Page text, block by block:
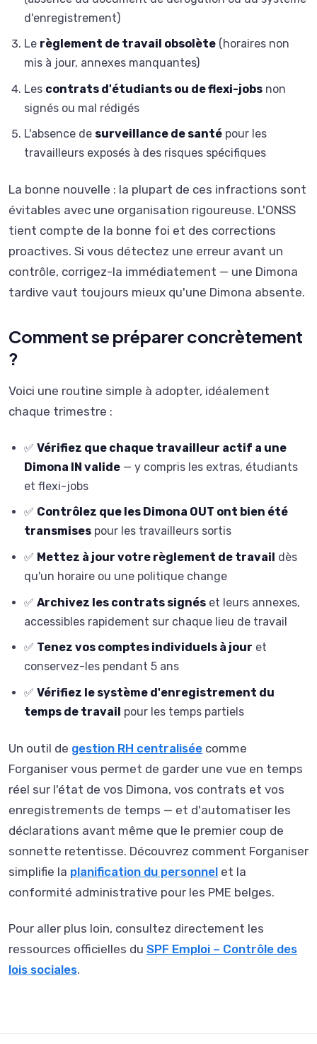
d'enregistrement)
Le règlement de travail obsolète (horaires non
mis à jour, annexes manquantes)
Les contrats d'étudiants ou de flexi-jobs non
signés ou mal rédigés
L'absence de surveillance de santé pour les
travailleurs exposés à des risques spécifiques
La bonne nouvelle : la plupart de ces infractions sont
évitables avec une organisation rigoureuse. L'ONSS
tient compte de la bonne foi et des corrections
proactives. Si vous détectez une erreur avant un
contrôle, corrigez-la immédiatement — une Dimona
tardive vaut toujours mieux qu'une Dimona absente.
Comment se préparer concrètement
?
Voici une routine simple à adopter, idéalement
chaque trimestre :
✅Vérifiez que chaque travailleur actif a une
Dimona IN valide — y compris les extras, étudiants
et flexi-jobs
✅ Contrôlez que les Dimona OUT ont bien été
transmises pour les travailleurs sortis
✅ Mettez à jour votre règlement de travail dès
qu'un horaire ou une politique change
✅Archivez les contrats signés et leurs annexes,
accessibles rapidement sur chaque lieu de travail
✅ Tenez vos comptes individuels à jour et
conservez-les pendant 5 ans
✅Vérifiez le système d'enregistrement du
temps de travail pour les temps partiels
Un outil de gestion RH centralisée comme
Forganiser vous permet de garder une vue en temps
réel sur l'état de vos Dimona, vos contrats et vos
enregistrements de temps — et d'automatiser les
déclarations avant même que le premier coup de
sonnette retentisse. Découvrez comment Forganiser
simplifie la planification du personnel et la
conformité administrative pour les PME belges.
Pour aller plus loin, consultez directement les
ressources officielles du SPF Emploi – Contrôle des
lois sociales.